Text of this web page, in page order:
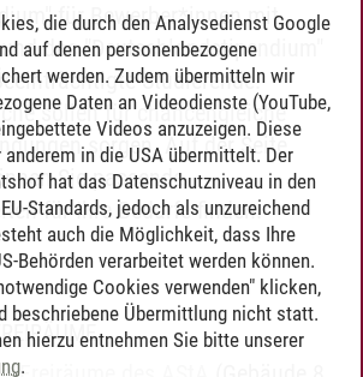
für Bewerber*innen mit
das "Deutschlandstipendium"
Studierende.
sollen für chancengleiche
sorgen. Auf der Seite
Sie passende
für Ihre Bedarfe finden.
die durch den Analysedienst Google
auf denen personenbezogene
werden. Zudem übermitteln wir
Daten an Videodienste (YouTube,
Videos anzuzeigen. Diese
anderem in die USA übermittelt. Der
hat das Datenschutzniveau in den
Standards, jedoch als unzureichend
auch die Möglichkeit, dass Ihre
Behörden verarbeitet werden können.
Cookies verwenden" klicken,
beschriebene Übermittlung nicht statt.
hierzu entnehmen Sie bitte unserer
.